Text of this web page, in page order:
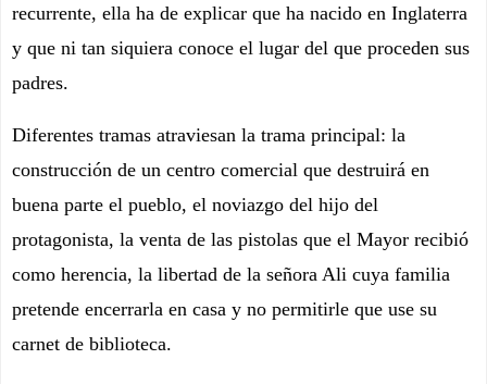
recurrente, ella ha de explicar que ha nacido en Inglaterra
y que ni tan siquiera conoce el lugar del que proceden sus
padres.
Diferentes tramas atraviesan la trama principal: la
construcción de un centro comercial que destruirá en
buena parte el pueblo, el noviazgo del hijo del
protagonista, la venta de las pistolas que el Mayor recibió
como herencia, la libertad de la señora Ali cuya familia
pretende encerrarla en casa y no permitirle que use su
carnet de biblioteca.